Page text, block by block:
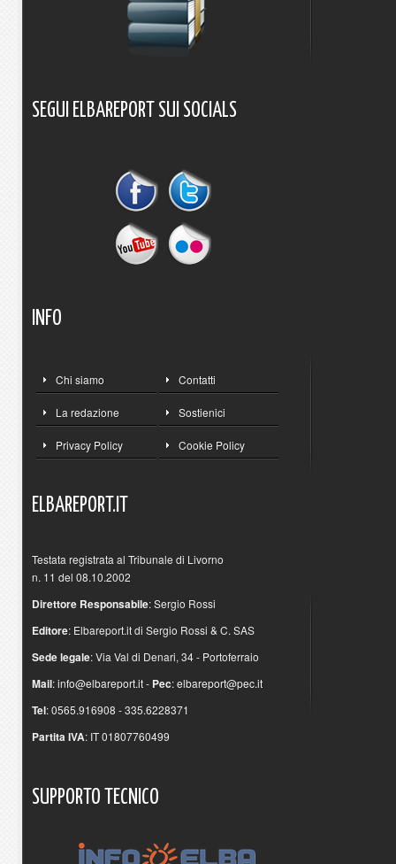
SEGUI ELBAREPORT SUI SOCIALS
INFO
Chi siamo Contatti
La redazione Sostienici
Privacy Policy Cookie Policy
ELBAREPORT.IT
Testata registrata al Tribunale di Livorno
n. 11 del 08.10.2002
Direttore Responsabile: Sergio Rossi
Editore: Elbareport.it di Sergio Rossi & C. SAS
Sede legale: Via Val di Denari, 34 - Portoferraio
Mail:info@elbareport.it- Pec:elbareport@pec.it
Tel: 0565.916908 - 335.6228371
Partita IVA: IT 01807760499
SUPPORTO TECNICO